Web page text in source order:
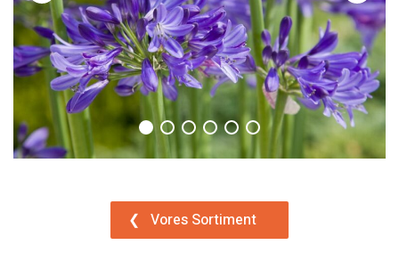
❮ Vores Sortiment